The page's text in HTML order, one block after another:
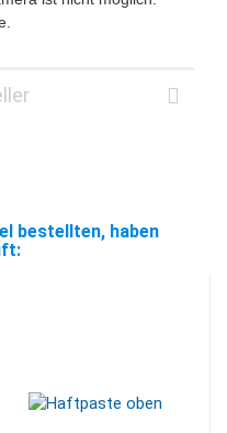
bestellten, haben